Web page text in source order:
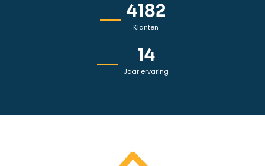
Klanten
6816
Jaar ervaring
23